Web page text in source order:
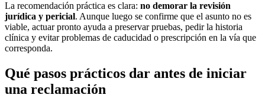
La recomendación práctica es clara: no demorar la revisión
jurídica y pericial. Aunque luego se confirme que el asunto no es
viable, actuar pronto ayuda a preservar pruebas, pedir la historia
clínica y evitar problemas de caducidad o prescripción en la vía que
corresponda.
Qué pasos prácticos dar antes de iniciar
una reclamación